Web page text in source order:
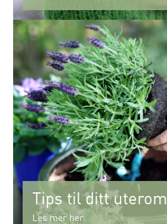
Tips til ditt uterom
Les mer her